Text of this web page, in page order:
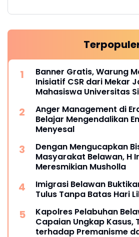
Banner Gratis, Warung
Inisiatif CSR dari Mekar
Mahasiswa Universitas
Anger Management di
Belajar Mengendalikan
Menyesal
Dengan Mengucapkan
Masyarakat Belawan, H
Meresmikian Musholla
Imigrasi Belawan
Tulus Tanpa Batas Hari
Kapolres Pelabuhan
Capaian Ungkap Kasus,
terhadap Premanisme